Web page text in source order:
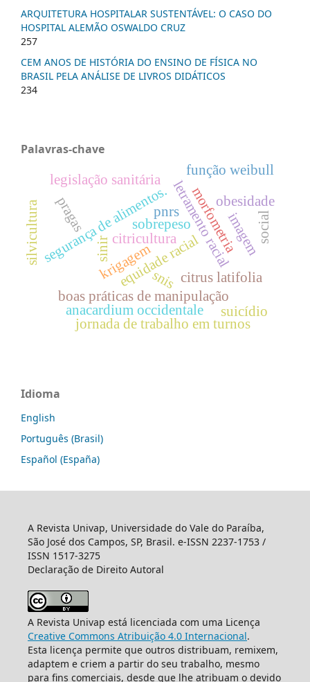
ARQUITETURA HOSPITALAR SUSTENTÁVEL: O CASO DO
HOSPITAL ALEMÃO OSWALDO CRUZ
257
CEM ANOS DE HISTÓRIA DO ENSINO DE FÍSICA NO
BRASIL PELA ANÁLISE DE LIVROS DIDÁTICOS
234
Palavras-chave
equidade racialletramento racial
boas práticas de manipulação
segurança de alimentos.
legislação sanitária
citrus latifolia
citricultura
anacardium occidentale
pragas morfometria
função weibull
silvicultura sobrepeso
obesidade
jornada de trabalho em turnos
krigagem
pnrs
snis
sinir imagemsocial
suicídio
Idioma
English
Português (Brasil)
Español (España)
A Revista Univap, Universidade do Vale do Paraíba,
São José dos Campos, SP, Brasil. e-ISSN 2237-1753 /
ISSN 1517-3275
Declaração de Direito Autoral
A Revista Univap está licenciada com uma Licença
Creative Commons Atribuição 4.0 Internacional.
Esta licença permite que outros distribuam, remixem,
adaptem e criem a partir do seu trabalho, mesmo
para fins comerciais, desde que lhe atribuam o devido